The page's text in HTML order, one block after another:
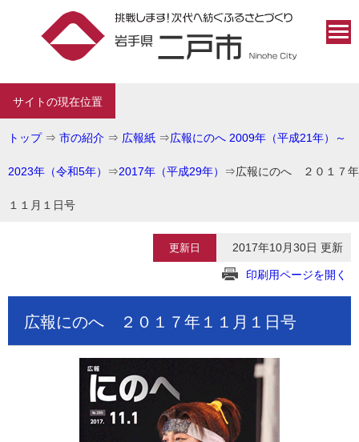
サイトの現在位置
トップ⇒ 市の紹介 ⇒ 広報紙 ⇒広報にのへ 2009年（平成21年）～
2023年（令和5年） ⇒2017年（平成29年） ⇒広報にのへ ２０１７年
１１月１日号
更新日 2017年10月30日 更新
印刷用ページを開く
広報にのへ ２０１７年１１月１日号